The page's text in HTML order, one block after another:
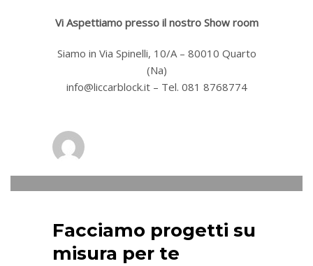
Vi Aspettiamo presso il nostro Show room
Siamo in Via Spinelli, 10/A – 80010 Quarto
(Na)
info@liccarblock.it – Tel. 081 8768774
Facciamo progetti su
misura per te